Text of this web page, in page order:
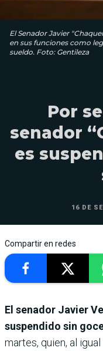
El Senador Javier
en sus funciones como
sueldo. Foto: Gentileza
Por
senador
es
16 DE
Compartir en redes
El senador Javier
suspendido sin
martes, quien, al